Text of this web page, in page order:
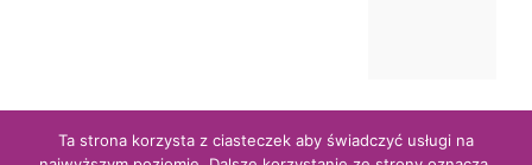
Ta strona korzysta z ciasteczek aby świadczyć usługi na